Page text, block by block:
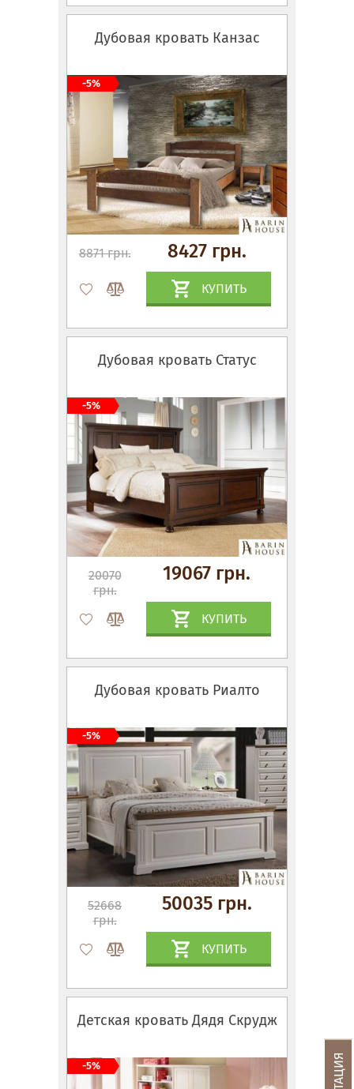
Дубовая кровать Канзас
8871 грн. 8427 грн.
КУПИТЬ
-5%
Дубовая кровать Статус
20070
грн.
19067 грн.
КУПИТЬ
-5%
Дубовая кровать Риалто
52668
грн.
50035 грн.
КУПИТЬ
-5%
Детская кровать Дядя Скрудж
-5%